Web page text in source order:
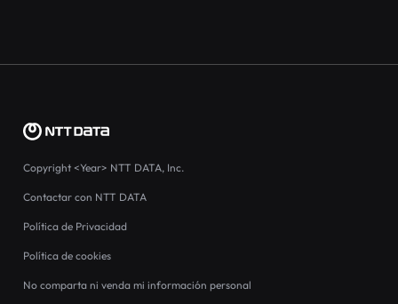
Copyright <Year> NTT DATA, Inc.
Contactar con NTT DATA
Política de Privacidad
Política de cookies
No comparta ni venda mi información personal